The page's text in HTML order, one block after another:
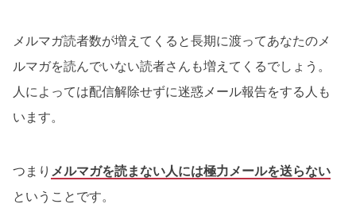
メルマガ読者数が増えてくると長期に渡ってあなたのメ
ルマガを読んでいない読者さんも増えてくるでしょう。
人によっては配信解除せずに迷惑メール報告をする人も
います。
つまり メルマガを読まない人には極力メールを送らない
ということです。